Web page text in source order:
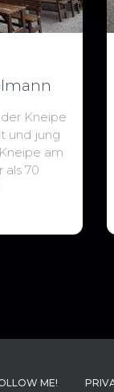
Kneipe
und jung
am
als 70
ME!